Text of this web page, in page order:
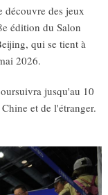
des jeux
édition du Salon
qui se tient à
2026.
jusqu'au 10
et de l'étranger.